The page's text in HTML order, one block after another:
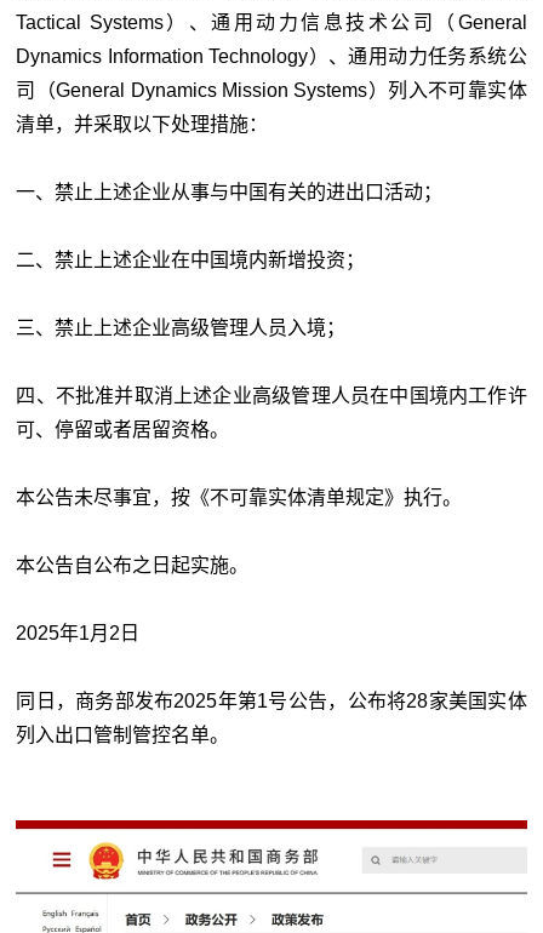
Tactical Systems）、通用动力信息技术公司（General
Dynamics Information Technology）、通用动力任务系统公
司（General Dynamics Mission Systems）列入不可靠实体
清单，并采取以下处理措施：
一、禁止上述企业从事与中国有关的进出口活动；
二、禁止上述企业在中国境内新增投资；
三、禁止上述企业高级管理人员入境；
四、不批准并取消上述企业高级管理人员在中国境内工作许
可、停留或者居留资格。
本公告未尽事宜，按《不可靠实体清单规定》执行。
本公告自公布之日起实施。
2025年1月2日
同日，商务部发布2025年第1号公告，公布将28家美国实体
列入出口管制管控名单。